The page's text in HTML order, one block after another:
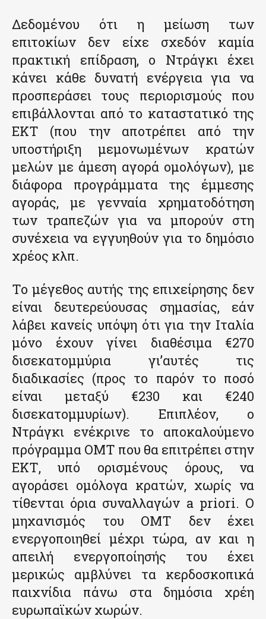
Δεδομένου ότι η μείωση των
επιτοκίων δεν είχε σχεδόν καμία
πρακτική επίδραση, ο Ντράγκι έχει
κάνει κάθε δυνατή ενέργεια για να
προσπεράσει τους περιορισμούς που
επιβάλλονται από το καταστατικό της
ΕΚΤ (που την αποτρέπει από την
υποστήριξη μεμονωμένων κρατών
μελών με άμεση αγορά ομολόγων), με
διάφορα προγράμματα της έμμεσης
αγοράς, με γενναία χρηματοδότηση
των τραπεζών για να μπορούν στη
συνέχεια να εγγυηθούν για το δημόσιο
χρέος κλπ.
Το μέγεθος αυτής της επιχείρησης δεν
είναι δευτερεύουσας σημασίας, εάν
λάβει κανείς υπόψη ότι για την Ιταλία
μόνο έχουν γίνει διαθέσιμα €270
δισεκατομμύρια γι’αυτές τις
διαδικασίες (προς το παρόν το ποσό
είναι μεταξύ €230 και €240
δισεκατομμυρίων). Επιπλέον, ο
Ντράγκι ενέκρινε το αποκαλούμενο
πρόγραμμα ΟΜΤ που θα επιτρέπει στην
ΕΚΤ, υπό ορισμένους όρους, να
αγοράσει ομόλογα κρατών, χωρίς να
τίθενται όρια συναλλαγών a priori. Ο
μηχανισμός του ΟΜΤ δεν έχει
ενεργοποιηθεί μέχρι τώρα, αν και η
απειλή ενεργοποίησής του έχει
μερικώς αμβλύνει τα κερδοσκοπικά
παιχνίδια πάνω στα δημόσια χρέη
ευρωπαϊκών χωρών.